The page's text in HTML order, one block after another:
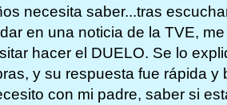
necesita saber...tras
en una noticia de la TVE,
hacer el DUELO. Se lo
y su respuesta fue rápida y
con mi padre, saber si